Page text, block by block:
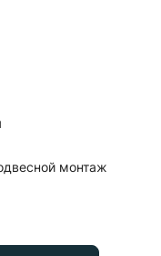
105 Лм/
белый),
пульсаций,
Ультратонкий
для
монтажа.
монтаж